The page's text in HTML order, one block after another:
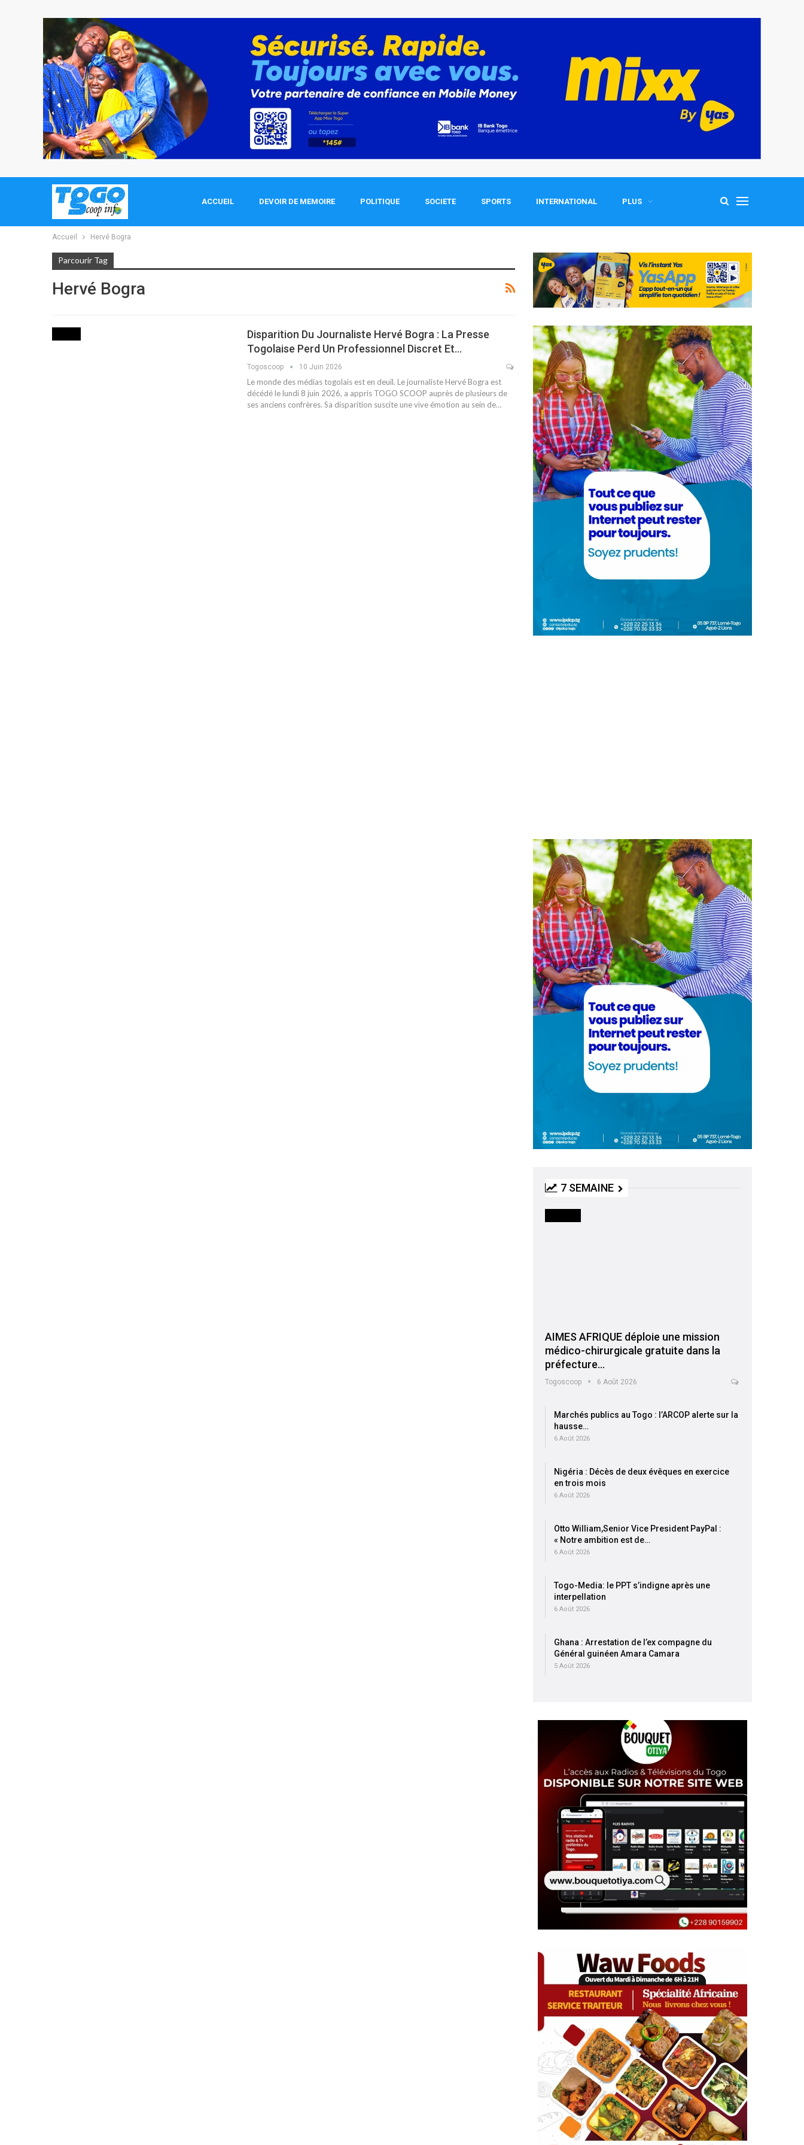
ACCUEIL DEVOIR DE MEMOIRE POLITIQUE SOCIETE SPORTS INTERNATIONAL PLUS
Accueil Hervé Bogra
Parcourir Tag
Hervé Bogra
Disparition Du Journaliste Hervé Bogra : La Presse
Togolaise Perd Un Professionnel Discret Et…
Togoscoop 10 Juin 2026
Le monde des médias togolais est en deuil. Le journaliste Hervé Bogra est
décédé le lundi 8 juin 2026, a appris TOGO SCOOP auprès de plusieurs de
ses anciens confrères. Sa disparition suscite une vive émotion au sein de…
7 SEMAINE
AIMES AFRIQUE déploie une mission
médico-chirurgicale gratuite dans la
préfecture…
Togoscoop 6 Août 2026
Marchés publics au Togo : l’ARCOP alerte sur la
hausse…
6 Août 2026
Nigéria : Décès de deux évêques en exercice
en trois mois
6 Août 2026
Otto William,Senior Vice President PayPal :
« Notre ambition est de…
6 Août 2026
Togo-Media: le PPT s’indigne après une
interpellation
6 Août 2026
Ghana : Arrestation de l’ex compagne du
Général guinéen Amara Camara
5 Août 2026